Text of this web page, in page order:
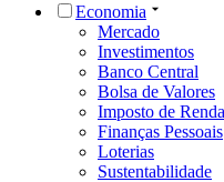
Economia
Mercado
Investimentos
Banco Central
Bolsa de Valores
Imposto de Renda
Finanças Pessoais
Loterias
Sustentabilidade